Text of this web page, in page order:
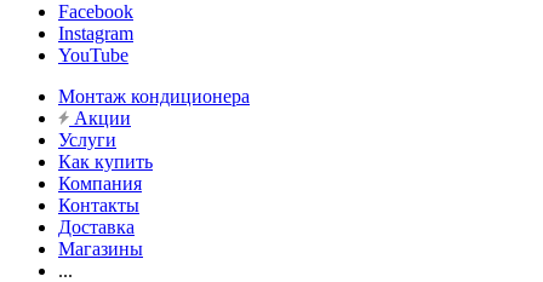
Facebook
Instagram
YouTube
Монтаж кондиционера
Акции
Услуги
Как купить
Компания
Контакты
Доставка
Магазины
...